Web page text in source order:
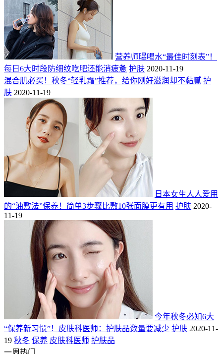
营养师曝喝水“最佳时刻表”！
每日6大时段防细纹吃肥还能消疲惫 护肤 2020-11-19
混合肌必买！秋冬“轻乳霜”推荐，给你刚好滋润却不黏腻 护
肤 2020-11-19
日本女生人人爱用
的“油敷法”保养！简单3步骤比敷10张面膜更有用 护肤 2020-
11-19
今年秋冬必知6大
“保养新习惯”！皮肤科医师：护肤品数量要减少 护肤 2020-11-
19 秋冬 保养 皮肤科医师 护肤品